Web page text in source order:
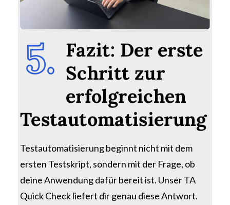
Fazit: Der erste
Schritt zur
erfolgreichen
Testautomatisierung
Testautomatisierungbeginnt nicht mit dem
ersten Testskript, sondern mit der Frage, ob
deine Anwendung dafür bereit ist. Unser TA
Quick Check liefert dir genau diese Antwort.